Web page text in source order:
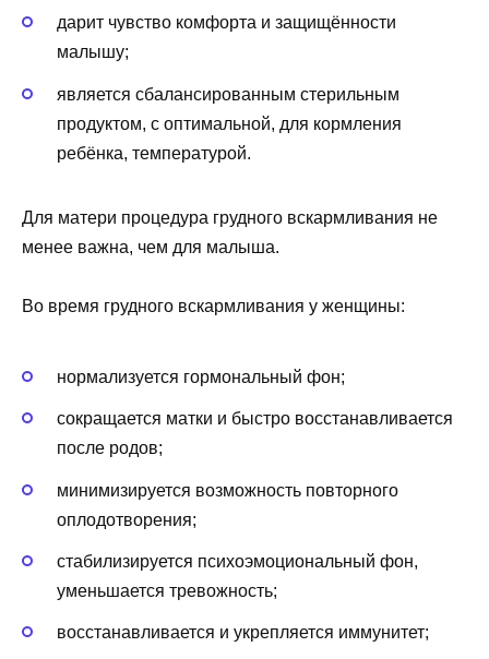
дарит чувство комфорта и защищённости
малышу;
является сбалансированным стерильным
продуктом, с оптимальной, для кормления
ребёнка, температурой.
Для матери процедура грудного вскармливания не
менее важна, чем для малыша.
Во время грудного вскармливания у женщины:
нормализуется гормональный фон;
сокращается матки и быстро восстанавливается
после родов;
минимизируется возможность повторного
оплодотворения;
стабилизируется психоэмоциональный фон,
уменьшается тревожность;
восстанавливается и укрепляется иммунитет;